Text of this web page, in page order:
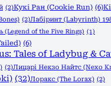
(2)Кукі Ран (Cookie Run) (6)
(2)Лабіринт (Labyrinth)
(Legend of the Five Rings) (1)
(6)
Tales of Ladybug &
(2)Лицарі Некзо Найтс (Nexo
(32)Лоракс (The Lorax) (2)